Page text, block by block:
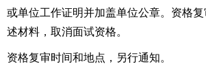
或单位工作证明并加盖单位公章。资格
述材料，取消面试资格。
资格复审时间和地点，另行通知。